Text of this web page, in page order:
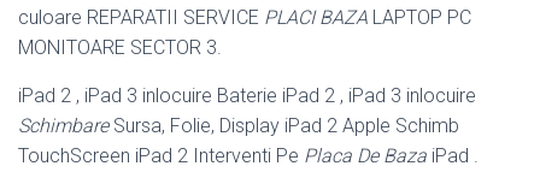
culoare REPARATII SERVICE PLACI BAZA LAPTOP PC
MONITOARE SECTOR 3.
iPad 2 , iPad 3 inlocuire Baterie iPad 2 , iPad 3 inlocuire
SchimbareSursa, Folie, Display iPad 2 Apple Schimb
TouchScreen iPad 2 Interventi Pe Placa De Baza iPad .